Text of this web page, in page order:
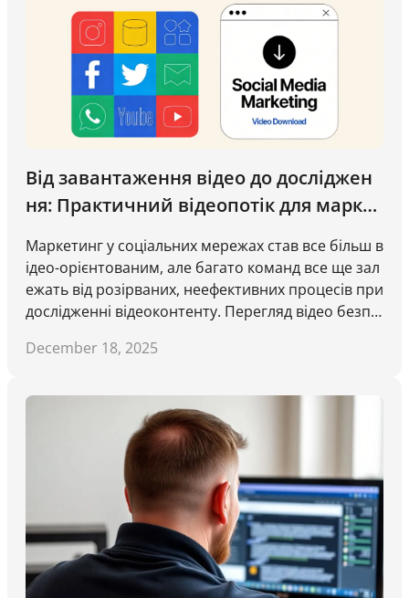
Від завантаження відео до досліджен
ня: Практичний відеопотік для маркет
Маркетинг у соціальних мережах став все більш в
ідео-орієнтованим, але багато команд все ще зал
ежать від розірваних, неефективних процесів при
дослідженні відеоконтенту. Перегляд відео безпо
х посилань або залежність виключно від поверхн
исновків та витрати часу. Ефективне дослідження
відео — це не лише про інспірацію. Це системати
чне розуміння того, що працює, чому це працює,
і як це можна повторити.
December 18, 2025